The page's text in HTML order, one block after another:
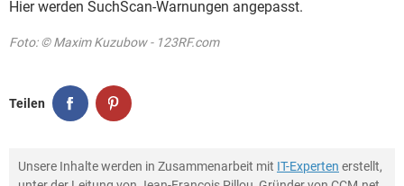
Hier werden SuchScan-Warnungen angepasst.
Foto: © Maxim Kuzubow - 123RF.com
Teilen
Unsere Inhalte werden in Zusammenarbeit mit IT-Experten erstellt,